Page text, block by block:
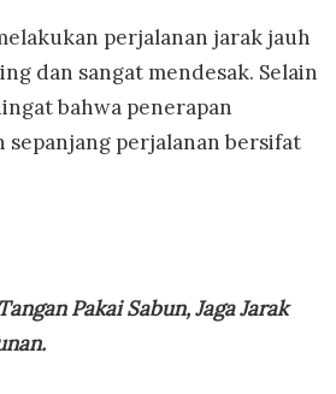
perjalanan jarak jauh
dan sangat mendesak. Selain
bahwa penerapan
sepanjang perjalanan bersifat
Pakai Sabun, Jaga Jarak